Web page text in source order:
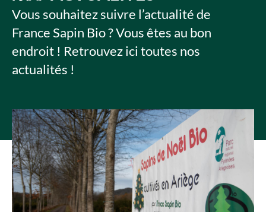
Vous souhaitez suivre l’actualité de
France Sapin Bio ? Vous êtes au bon
endroit ! Retrouvez ici toutes nos
actualités !